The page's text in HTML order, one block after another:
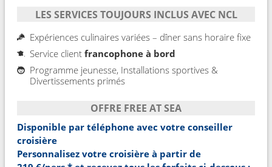
LES SERVICES TOUJOURS INCLUS AVEC NCL
Expériences culinaires variées – dîner sans horaire fixe
Service client francophone à bord
Programme jeunesse, Installations sportives &
Divertissements primés
OFFRE FREE AT SEA
Disponible par téléphone avec votre conseiller
croisière
Personnalisez votre croisière à partir de